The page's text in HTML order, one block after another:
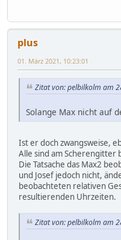
plus
01. März 2021, 10:23:01
Zitat von: pelbilkolm am
Solange Max nicht auf
Ist er doch zwangsweise,
Alle sind am Scherengitter
Die Tatsache das Max2
und Josef jedoch nicht,
beobachteten relativen
resultierenden Uhrzeiten.
Zitat von: pelbilkolm am